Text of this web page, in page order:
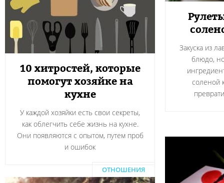
Закуска из
блюдо,
соленой
10 хитростей, которые
помогут хозяйке на
кухне
У каждой хозяйки есть свои секреты,
как облегчить себе жизнь на кухне.
Они появляются с опытом, путем проб
и ошибок
ОТНОШЕНИЯ